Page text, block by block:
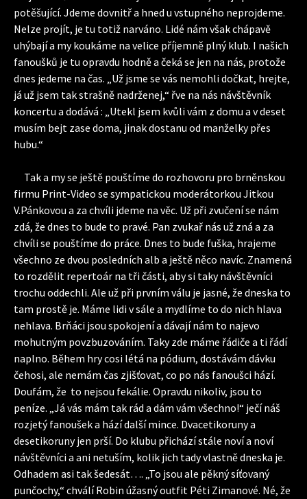
potěšující. Jdeme dovnitř a hned u vstupného neprojdeme.
Nelze projít, je tu totiž narváno. Lidé nám však chápavě
uhýbají a my koukáme na velice příjemně plný klub. I našich
fanoušků je tu opravdu hodně a čeká se jen na nás, protože
dnes jedeme na čas. „Už jsme se vás nemohli dočkat, hrejte,
já už jsem tak strašně nadrženej,“ řve na nás návštěvník
koncertu a dodává : „Utekl jsem kvůli vám z domu a v deset
musím bejt zase doma, jinak dostanu od manželky přes
hubu.“
Tak a my se ještě pouštíme do rozhovoru pro brněnskou
firmu Print-Video se sympatickou moderátorkou Jitkou
V.Pánkovou a za chvíli jdeme na věc. Už při zvučení se nám
zdá, že dnes to bude to pravé. Pan zvukař nás už zná a za
chvíli se pouštíme do práce. Dnes to bude fuška, hrajeme
všechno ze dvou posledních alb a ještě něco navíc. Znamená
to rozdělit repertoár na tři části, aby si taky návštěvníci
trochu oddechli. Ale už při prvním válu je jasné, že dneska to
tam prostě je. Máme lidi v sále a mydlíme to do nich hlava
nehlava. Brňáci jsou spokojení a dávají nám to najevo
mohutným povzbuzováním. Taky zde máme řádiče a ti řádí
naplno. Během hry cosi létá na pódium, dostávám dávku
čehosi, ale nemám čas zjišťovat, co po nás fanoušci hází.
Doufám, že to nejsou fekálie. Opravdu nikoliv, jsou to
peníze. „Já vás mám tak rád a dám vám všechno!“ ječí náš
rozjetý fanoušek a hází další mince. Dvacetikoruny a
desetikoruny jen prší. Do klubu přichází stále noví a noví
návštěvníci a ani netuším, kolik jich tady vlastně dneska je.
Odhadem asi tak šedesát…. „To jsou ale pěkný síťovaný
punčochy,“ chválí Robin úžasný outfit Péti Zimanové. Né, že